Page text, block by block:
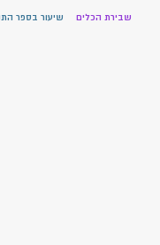
שבירת הכלים שיעור בספר